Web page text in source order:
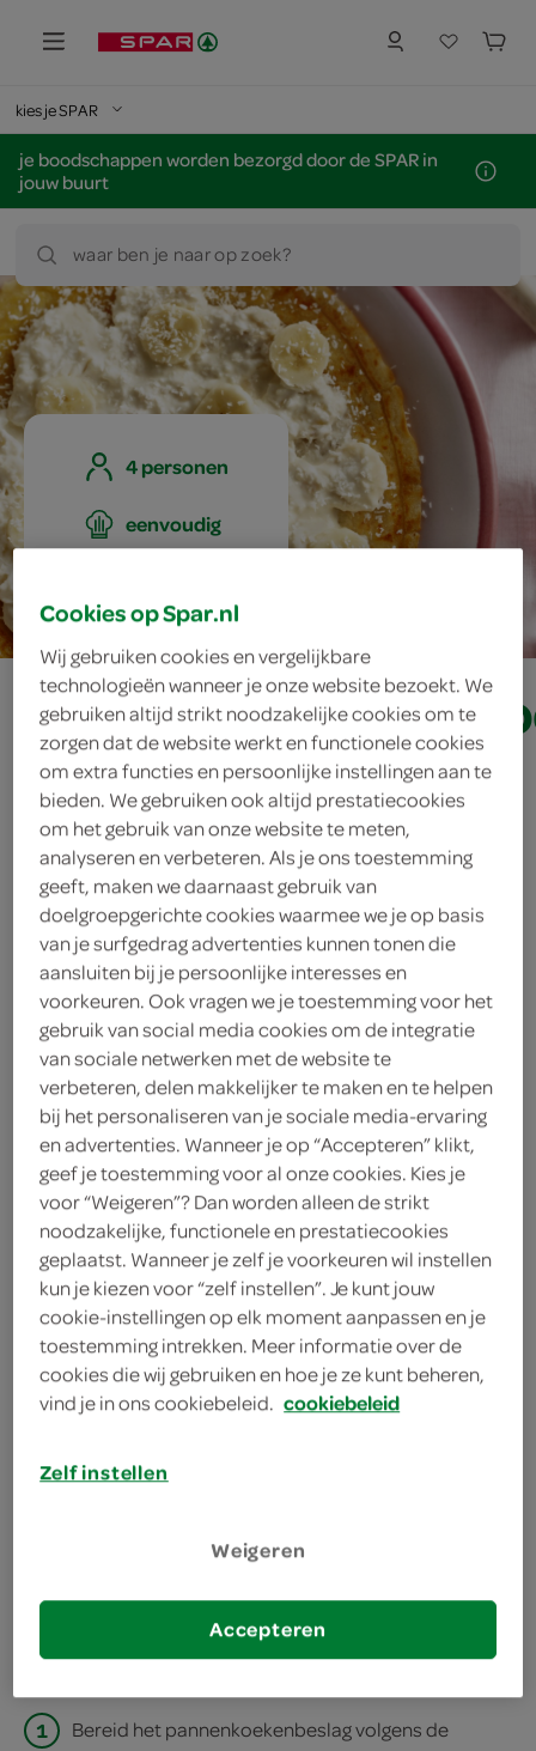
kies je SPAR
je boodschappen worden bezorgd door de SPAR in
jouw buurt
waar ben je naar op zoek?
4 personen
eenvoudig
met kokos
ingrediënten
4 eetlepels olie
200 milliliter demi crème fraîche
3 eetlepels sinaasappellikeur
6 eetlepels kokosrasp
2 eetlepels citroensap
4 bananen
1 pak eierpannenkoekmix
kies je winkel
bereiden
deel op twitter
deel op facebook
1
Bereid het pannenkoekenbeslag volgens de
Cookies op Spar.nl
Wij gebruiken cookies en vergelijkbare
technologieën wanneer je onze website bezoekt. We
gebruiken altijd strikt noodzakelijke cookies om te
zorgen dat de website werkt en functionele cookies
om extra functies en persoonlijke instellingen aan te
bieden. We gebruiken ook altijd prestatiecookies
om het gebruik van onze website te meten,
analyseren en verbeteren. Als je ons toestemming
geeft, maken we daarnaast gebruik van
doelgroepgerichte cookies waarmee we je op basis
van je surfgedrag advertenties kunnen tonen die
aansluiten bij je persoonlijke interesses en
voorkeuren. Ook vragen we je toestemming voor het
gebruik van social media cookies om de integratie
van sociale netwerken met de website te
verbeteren, delen makkelijker te maken en te helpen
bij het personaliseren van je sociale media-ervaring
en advertenties. Wanneer je op “Accepteren” klikt,
geef je toestemming voor al onze cookies. Kies je
voor “Weigeren”? Dan worden alleen de strikt
noodzakelijke, functionele en prestatiecookies
geplaatst. Wanneer je zelf je voorkeuren wil instellen
kun je kiezen voor “zelf instellen”. Je kunt jouw
cookie-instellingen op elk moment aanpassen en je
toestemming intrekken. Meer informatie over de
cookies die wij gebruiken en hoe je ze kunt beheren,
vind je in ons cookiebeleid. cookiebeleid
Zelf instellen
Weigeren
Accepteren